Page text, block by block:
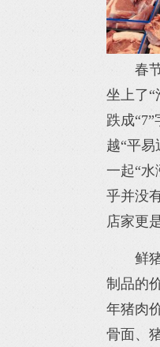
春
坐上了“
跌成
越“平
一起“水
乎并没
店家更
鲜
制品的
年猪肉
骨面、